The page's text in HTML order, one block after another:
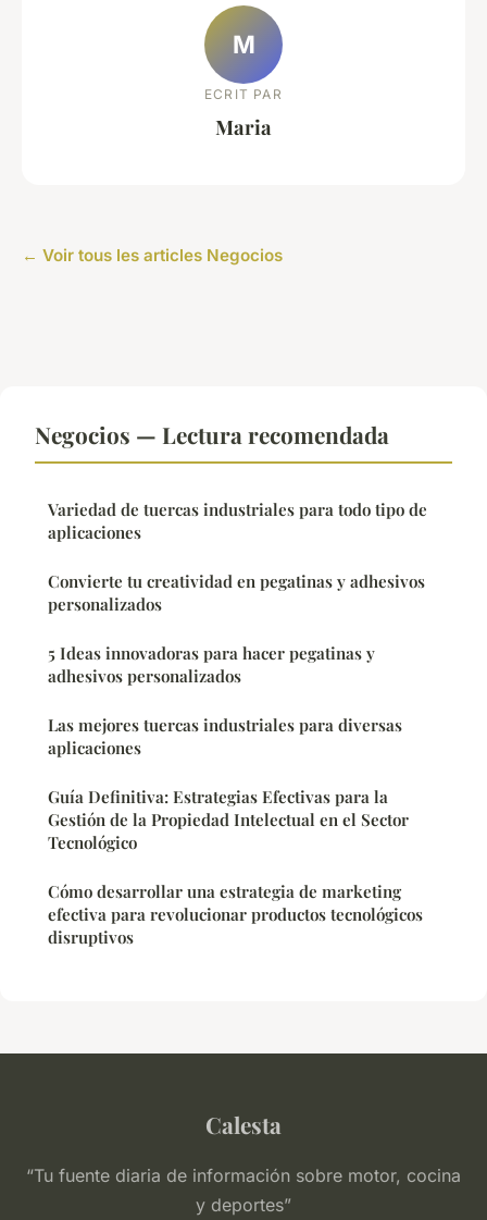
M
ECRIT PAR
Maria
← Voir tous les articles Negocios
Negocios — Lectura recomendada
Variedad de tuercas industriales para todo tipo de
aplicaciones
Convierte tu creatividad en pegatinas y adhesivos
personalizados
5 Ideas innovadoras para hacer pegatinas y
adhesivos personalizados
Las mejores tuercas industriales para diversas
aplicaciones
Guía Definitiva: Estrategias Efectivas para la
Gestión de la Propiedad Intelectual en el Sector
Tecnológico
Cómo desarrollar una estrategia de marketing
efectiva para revolucionar productos tecnológicos
disruptivos
Calesta
“Tu fuente diaria de información sobre motor, cocina
y deportes”